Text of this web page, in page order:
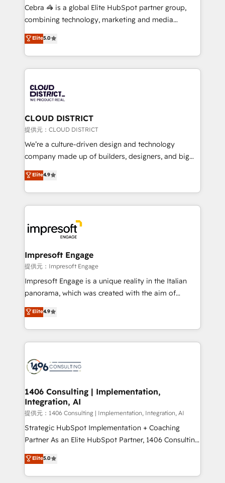
boost with a new HubSpot site Recognized leaders:
🏆 HubSpot Platform Migration Impact Award 🏆
Inbound Campaign of the Year 🏆 Gold AVA Digital
Award for Best Website 🌟 Accreditations: CRM
Cebra 🦓 is a global Elite HubSpot partner group,
combining technology, marketing and media
expertise across Latin America and Southern
Europe, with teams across 7 countries. Born in Chile,
we combine local insight with international reach to
help businesses grow through technology, creativity,
500+ HubSpot implementations, building end-to-
end solutions that integrate CRM, AI automation,
inbound and loop marketing, content, and digital
creativity. Our multicultural team works in Spanish,
Portuguese, and English to design scalable strategies
that drive measurable growth. 🌎 Highlights: • 10+
Platform Migration Excellence. • Top 3 Partner of the
Year LATAM 2022, 2023, 2024, 2025. • Partner of the
business with HubSpot? Let Cebra’s experts help
you grow faster, smarter, and with impact.
Elite5.0
CLOUD DISTRICT
提供元：CLOUD DISTRICT
We’re a culture-driven design and technology
company made up of builders, designers, and big
thinkers. We blend strategy, design, and
development—always fueled by curiosity—to turn
ideas, opportunities, and challenges into meaningful
experiences. To us, technology is more than just
and—most importantly—simple. That’s why we lean
into bold ideas and shape them into thoughtful
products and strategies that actually make a
difference.
Elite4.9
Impresoft Engage
提供元：Impresoft Engage
Impresoft Engage is a unique reality in the Italian
panorama, which was created with the aim of
putting Customer Experience at the center by
creating digital environments capable of integrating
people, processes and data. We offer the best
digital solutions on the market, ranging from CRM
marketing automation to online and offline sales
allowing companies to optimize processes and meet
the needs of the customer. We are part of Impresoft
Group, a group of specialized and complementary
companies that divide their offer into 4
Competence Centers: Smart Manufacturing,
The synergies generated by these integrations,
together with the combination of talents, skills,
Elite4.9
1406 Consulting | Implementation,
Integration, AI
提供元：1406 Consulting | Implementation, Integration, AI
Strategic HubSpot Implementation + Coaching
Partner As an Elite HubSpot Partner, 1406 Consulting
helps mid-market revenue teams transform how
they sell, market, and serve. We don't just build your
HubSpot—we teach your team to own it, then stay
Elite5.0